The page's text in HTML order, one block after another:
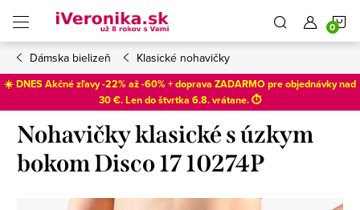
obsah
Dámska bielizeň Klasické nohavičky
☀️ DNES Akčné zľavy -22% až -60% + doprava ZADARMO pre objednávky nad
30 €. Len doštvrtka 6.8. vrátane. ⏱️
Nohavičky klasické s úzkym
bokom Disco 17 10274P